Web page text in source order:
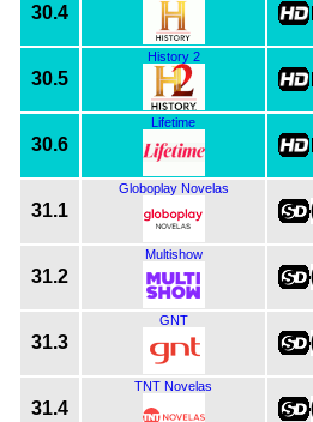
30.4
30.5
History 2
30.6
Lifetime
31.1
Globoplay Novelas
31.2
Multishow
31.3
GNT
31.4
TNT Novelas